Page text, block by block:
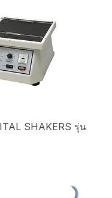
SHAKERS รุ่น